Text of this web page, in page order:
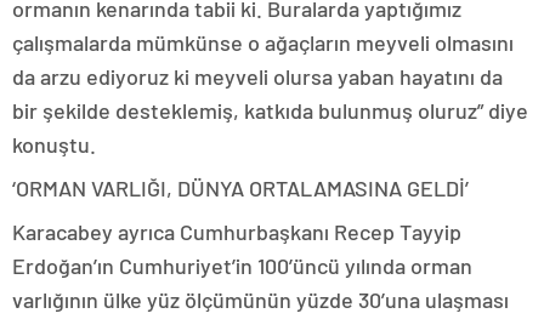
ormanın kenarında tabii ki. Buralarda yaptığımız
çalışmalarda mümkünse o ağaçların meyveli olmasını
da arzu ediyoruz ki meyveli olursa yaban hayatını da
bir şekilde desteklemiş, katkıda bulunmuş oluruz” diye
konuştu.
‘ORMAN VARLIĞI, DÜNYA ORTALAMASINA GELDİ’
Karacabey ayrıca Cumhurbaşkanı Recep Tayyip
Erdoğan’ın Cumhuriyet’in 100’üncü yılında orman
varlığının ülke yüz ölçümünün yüzde 30’una ulaşması